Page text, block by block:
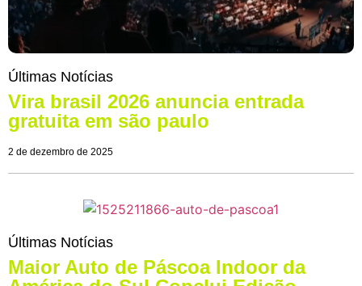
Últimas Notícias
Vira brasil 2026 anuncia entrada
gratuita em são paulo
2 de dezembro de 2025
Últimas Notícias
Maior Auto de Páscoa Indoor da